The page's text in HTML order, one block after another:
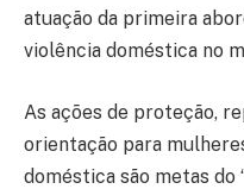
atuação da primeira
violência doméstica no
As ações de proteção,
orientação para
doméstica são metas do